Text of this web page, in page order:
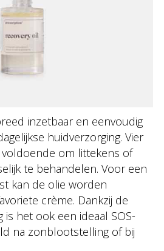
inzetbaar en eenvoudig
huidverzorging. Vier
om littekens of
te behandelen. Voor een
kan de olie worden
crème. Dankzij de
is het ook een ideaal SOS-
na zonblootstelling of bij